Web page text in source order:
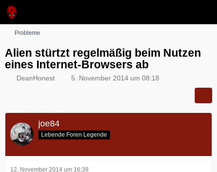
Probleme
Alien stürtzt regelmäßig beim Nutzen
eines Internet-Browsers ab
DeanHonest 5. November 2014 um 08:18
joe84
Lebende Foren Legende
12. November 2014 um 16:38